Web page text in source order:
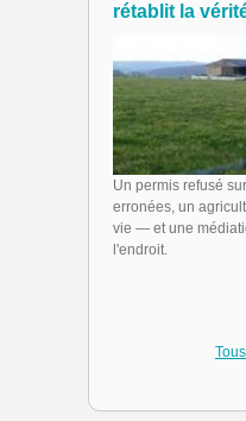
rétablit la
Un permis refusé
erronées, un
vie — et une
l'endroit.